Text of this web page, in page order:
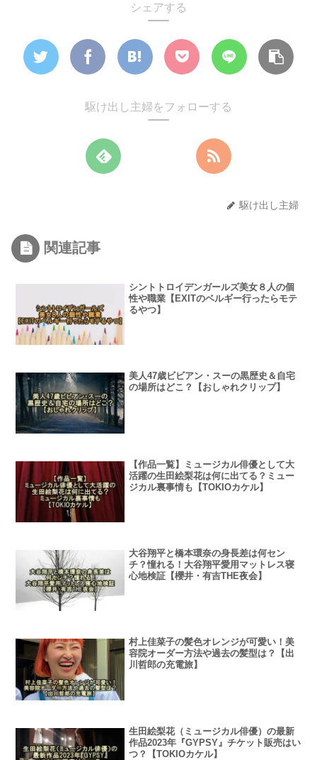
シェアする
駆け出し主婦をフォローする
駆け出し主婦
関連記事
シントトロイデンガールズ美女８人の個
性や職業【EXITのベルギー行ったらモテ
るやつ】
美人47歳ビビアン・スーの黒歴史＆自宅
の場所はどこ？【おしゃれクリップ】
【作品一覧】ミュージカル俳優として大
活躍の生田絵梨花は何に出てる？ミュー
ジカル裏事情も【TOKIOカケル】
大谷翔平と橋本環奈の身長差は何セン
チ？憧れる！大谷翔平愛用マットレス寝
心地検証【櫻井・有吉THE夜会】
村上佳菜子の髪色オレンジが可愛い！美
容院オーダー方法や過去の髪型は？【出
川哲郎の充電旅】
生田絵梨花（ミュージカル俳優）の最新
作品2023年『GYPSY』チケット販売はい
つ？【TOKIOカケル】